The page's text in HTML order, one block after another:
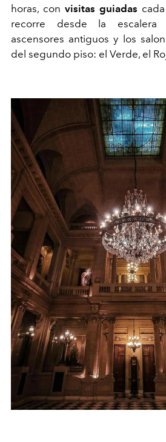
horas, con visitas guiadas
recorre desde la escalera
ascensores antiguos y los
del segundo piso: el Verde, el